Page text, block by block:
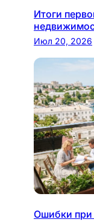
Итоги
Июл 20, 2026
Ошибки при